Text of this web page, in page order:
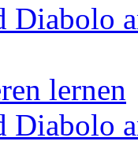
Diabolo
lernen
Diabolo